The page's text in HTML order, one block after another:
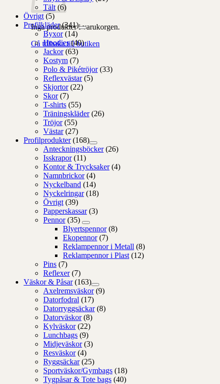
Inga produkter i varukorgen.
Gå tillbaka till butiken
Tält (6)
Övrigt (5)
Profilkläder (341)
Byxor (14)
Hoodies (40)
Jackor (63)
Kostym (7)
Polo & Pikétröjor (33)
Reflexvästar (5)
Skjortor (22)
Skor (7)
T-shirts (55)
Träningskläder (26)
Tröjor (55)
Västar (27)
Profilprodukter (168)
Anteckningsböcker (26)
Isskrapor (11)
Kontor & Trycksaker (4)
Namnbrickor (4)
Nyckelband (14)
Nyckelringar (18)
Övrigt (39)
Papperskassar (3)
Pennor (35)
Blyertspennor (8)
Ekopennor (7)
Reklampennor i Metall (8)
Reklampennor i Plast (12)
Pins (7)
Reflexer (7)
Väskor & Påsar (163)
Axelremsväskor (9)
Datorfodral (17)
Datorryggsäckar (8)
Datorväskor (8)
Kylväskor (22)
Lunchbags (9)
Midjeväskor (3)
Resväskor (4)
Ryggsäckar (25)
Sportväskor/Gymbags (18)
Tygpåsar & Tote bags (40)